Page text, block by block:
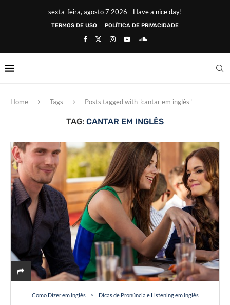
sexta-feira, agosto 7 2026 - Have a nice day!
TERMOS DE USO POLÍTICA DE PRIVACIDADE
Home Tags Posts tagged with "cantar em inglês"
TAG: CANTAR EM INGLÊS
Como Dizer em Inglês Dicas de Pronúncia e Listening em Inglês